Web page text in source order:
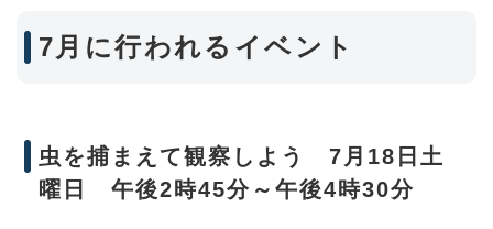
7月に行われるイベント
虫を捕まえて観察しよう 7月18日土
曜日 午後2時45分～午後4時30分